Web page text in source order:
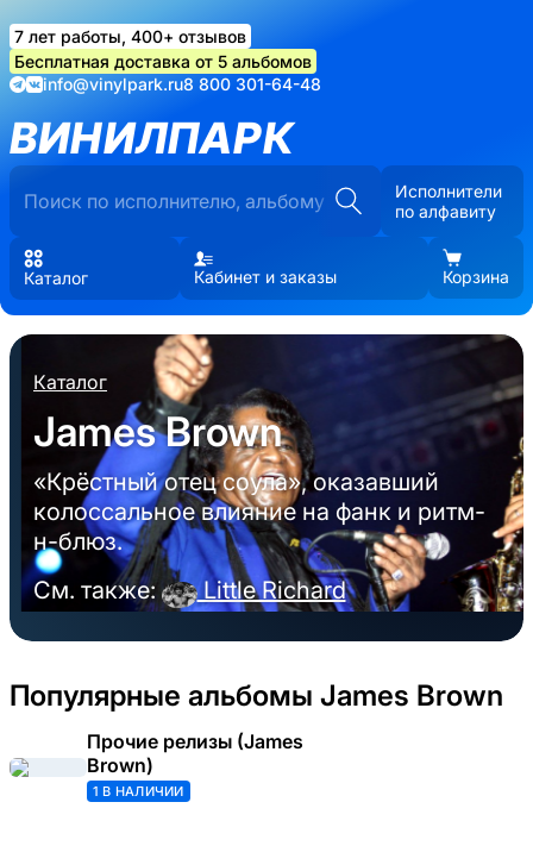
7 лет работы, 400+ отзывов
Бесплатная доставка от 5 альбомов
info@vinylpark.ru8 800 301-64-48
ВИНИЛПАРК
Исполнители
по алфавиту
Каталог Кабинет и заказы Корзина
Каталог
James Brown
«Крёстный отец соула», оказавший
колоссальное влияние на фанк и ритм-
н-блюз.
См. также:
Little Richard
Популярные альбомы James Brown
Прочие релизы (James
Brown)
1 В НАЛИЧИИ